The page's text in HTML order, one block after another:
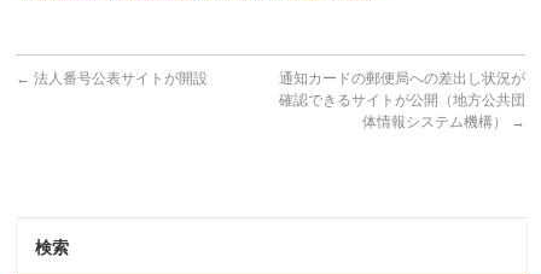
← 法人番号公表サイトが開設
通知カードの郵便局への差出し状況が
確認できるサイトが公開（地方公共団
体情報システム機構）
→
検索